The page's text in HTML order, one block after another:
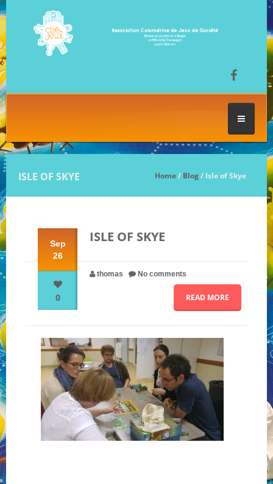
LES SÉANCES DE JEU
FESTIVAL DU JEU
NOS JEUX
NOS PARTENAIRES
QUI SOMMES-NOUS ?
NOUS CONTACTER !
ISLE OF SKYE Home/ Blog/ Isle of Skye
Sep
26
0
ISLE OF SKYE
thomas No comments
READ MORE